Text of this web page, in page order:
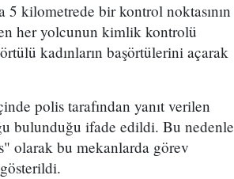
5 kilometrede bir kontrol noktasının
her yolcunun kimlik kontrolü
kadınların başörtülerini açarak
polis tarafından yanıt verilen
bulunduğu ifade edildi. Bu nedenle
olarak bu mekanlarda görev